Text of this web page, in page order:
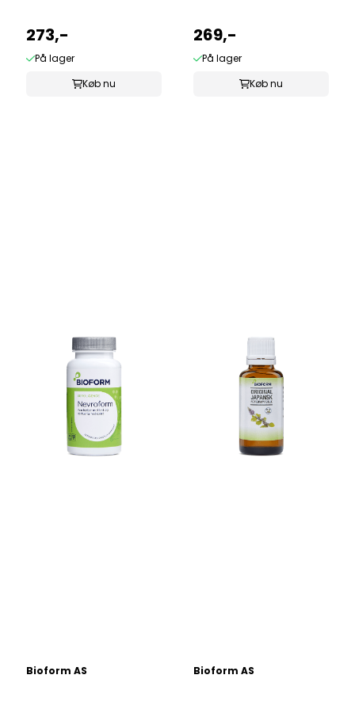
273,-
På lager
Køb nu
269,-
På lager
Køb nu
Bioform AS Bioform AS